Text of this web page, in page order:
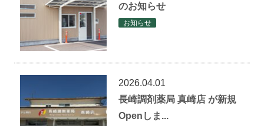
のお知らせ
お知らせ
2026.04.01
長崎調剤薬局 真崎店 が新規
Openしま...